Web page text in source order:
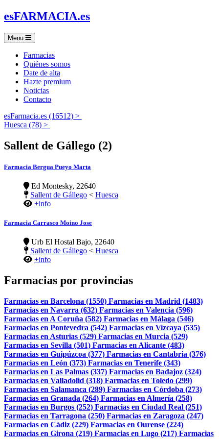
esFARMACIA.es
Menu
Farmacias
Quiénes somos
Date de alta
Hazte premium
Noticias
Contacto
esFarmacia.es (16512) >
Huesca (78) >
Sallent de Gállego (2)
Farmacia Bergua Pueyo Marta
Ed Montesky, 22640
Sallent de Gállego < Huesca
+info
Farmacia Carrasco Moino Jose
Urb El Hostal Bajo, 22640
Sallent de Gállego < Huesca
+info
Farmacias por provincias
Farmacias en Barcelona (1550) Farmacias en Madrid (1483)
Farmacias en Navarra (632) Farmacias en Valencia (596)
Farmacias en A Coruña (582) Farmacias en Málaga (546)
Farmacias en Pontevedra (542) Farmacias en Vizcaya (535)
Farmacias en Asturias (529) Farmacias en Murcia (529)
Farmacias en Sevilla (501) Farmacias en Alicante (483)
Farmacias en Guipúzcoa (377) Farmacias en Cantabria (376)
Farmacias en León (373) Farmacias en Tenerife (343)
Farmacias en Las Palmas (337) Farmacias en Badajoz (324)
Farmacias en Valladolid (318) Farmacias en Toledo (299)
Farmacias en Salamanca (289) Farmacias en Córdoba (273)
Farmacias en Granada (264) Farmacias en Almería (258)
Farmacias en Burgos (252) Farmacias en Ciudad Real (251)
Farmacias en Tarragona (250) Farmacias en Zaragoza (247)
Farmacias en Cádiz (229) Farmacias en Ourense (224)
Farmacias en Girona (219) Farmacias en Lugo (217) Farmacias